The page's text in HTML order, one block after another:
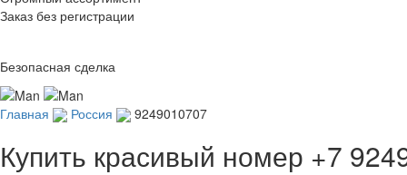
Заказ без регистрации
Безопасная сделка
Главная Россия 9249010707
Купить красивый номер +7